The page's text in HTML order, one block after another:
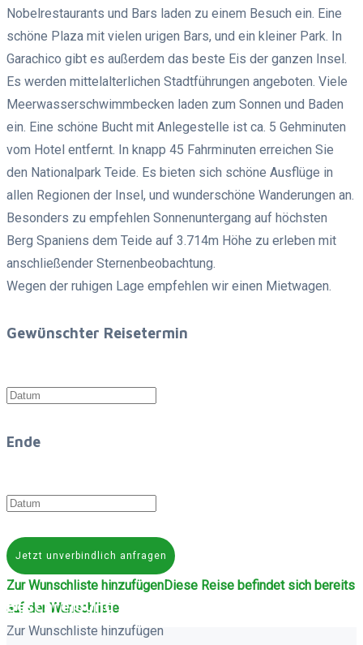
Nobelrestaurants und Bars laden zu einem Besuch ein. Eine
schöne Plaza mit vielen urigen Bars, und ein kleiner Park. In
Garachico gibt es außerdem das beste Eis der ganzen Insel.
Es werden mittelalterlichen Stadtführungen angeboten. Viele
Meerwasserschwimmbecken laden zum Sonnen und Baden
ein. Eine schöne Bucht mit Anlegestelle ist ca. 5 Gehminuten
vom Hotel entfernt. In knapp 45 Fahrminuten erreichen Sie
den Nationalpark Teide. Es bieten sich schöne Ausflüge in
allen Regionen der Insel, und wunderschöne Wanderungen an.
Besonders zu empfehlen Sonnenuntergang auf höchsten
Berg Spaniens dem Teide auf 3.714m Höhe zu erleben mit
anschließender Sternenbeobachtung.
Wegen der ruhigen Lage empfehlen wir einen Mietwagen.
Gewünschter Reisetermin
Ende
Jetzt unverbindlich anfragen
Zur Wunschliste hinzufügenDiese Reise befindet sich bereits
auf der Wunschliste
Zur Wunschliste hinzufügen
Beschreibung